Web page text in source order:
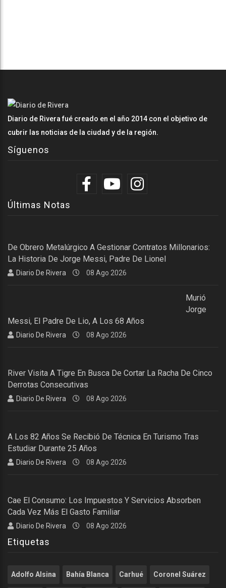
Diario de Rivera fué creado en el año 2014 con el objetivo de
cubrir las noticias de la ciudad y de la región.
Síguenos
Últimas Notas
De Obrero Metalúrgico A Gestionar Contratos Millonarios:
La Historia De Jorge Messi, Padre De Lionel
Diario De Rivera 08 Ago 2026
Murió
Jorge
Messi, El Padre De Lio, A Los 68 Años
Diario De Rivera 08 Ago 2026
River Visita A Tigre En Busca De Cortar La Racha De Cinco
Derrotas Consecutivas
Diario De Rivera 08 Ago 2026
A Los 82 Años Se Recibió De Técnica En Turismo Tras
Estudiar Durante 25 Años
Diario De Rivera 08 Ago 2026
Cae El Consumo: Los Impuestos Y Servicios Absorben
Cada Vez Más El Gasto Familiar
Diario De Rivera 08 Ago 2026
Etiquetas
Adolfo Alsina Bahía Blanca Carhué Coronel Suárez